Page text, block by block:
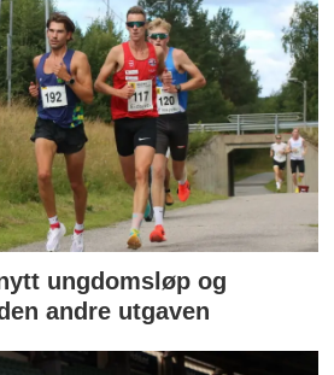
ungdomsløp og
andre utgaven